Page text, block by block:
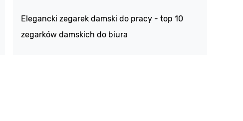
Elegancki zegarek damski do pracy - top 10
zegarków damskich do biura